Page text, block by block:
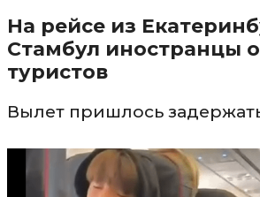
На рейсе из
Стамбул иностранцы
туристов
Вылет пришлось